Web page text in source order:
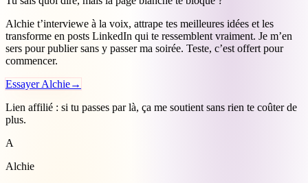
Alchie t’interviewe à la voix, attrape tes meilleures idées et les
transforme en posts LinkedIn qui te ressemblent vraiment. Je m’en
sers pour publier sans y passer ma soirée. Teste, c’est offert pour
commencer.
Essayer Alchie→
Lien affilié : si tu passes par là, ça me soutient sans rien te coûter de
plus.
A
Alchie